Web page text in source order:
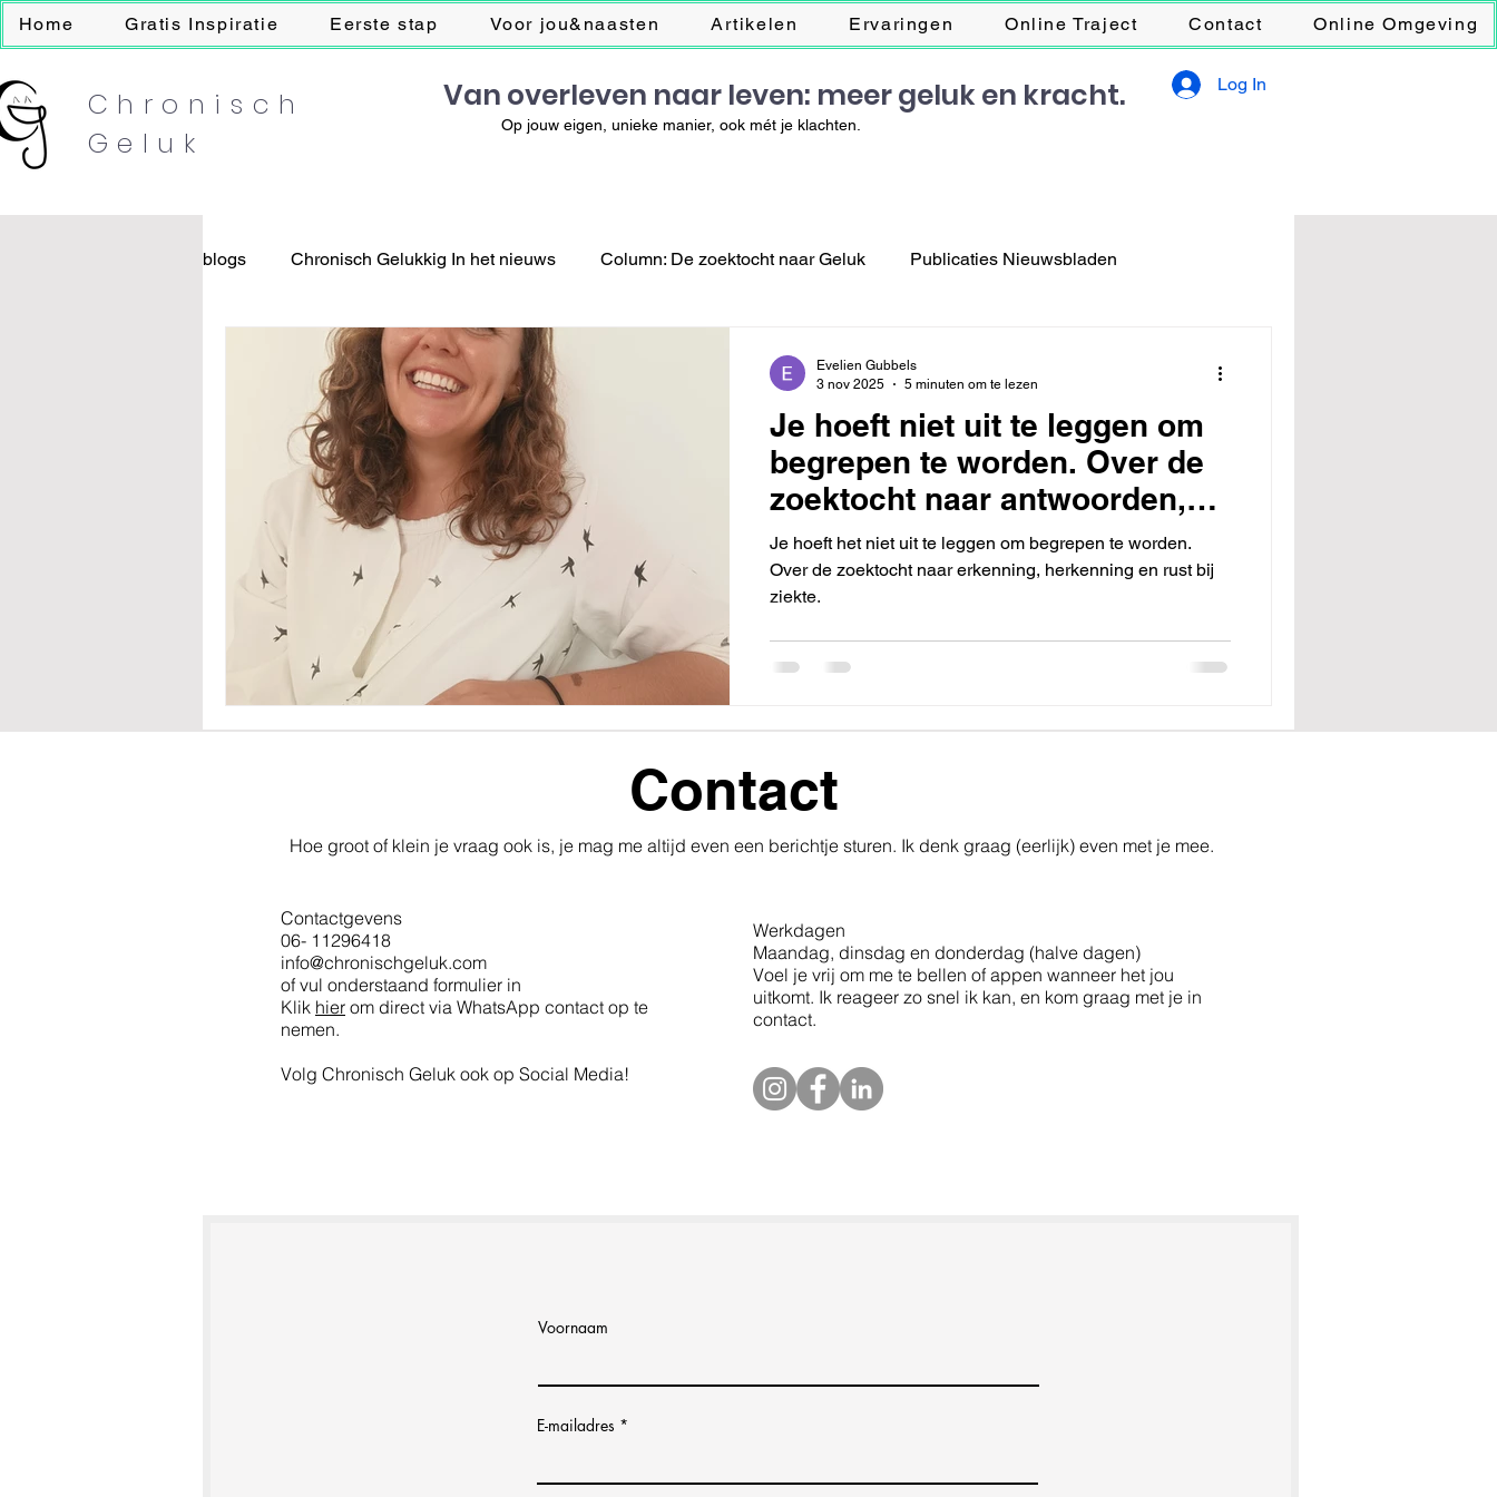
Home Gratis Inspiratie Eerste stap Voor jou&naasten Artikelen Ervaringen Online Traject Contact Online Omgeving
Op jouw eigen, unieke manier, ook mét je klachten.
Log In
Chronisch
Geluk
Van overleven naar leven: meer geluk en kracht.
blogs Chronisch Gelukkig In het nieuws Column: De zoektocht naar Geluk Publicaties Nieuwsbladen
Je hoeft niet uit te leggen om
begrepen te worden. Over de
zoektocht naar antwoorden,
onbegrip en jezelf niet
kwijtraken onderweg.
Je hoeft het niet uit te leggen om begrepen te worden.
Over de zoektocht naar erkenning, herkenning en rust bij
ziekte.
Evelien Gubbels
3 nov 2025
5 minuten om te lezen
Contact
Hoe groot of klein je vraag ook is, je mag me altijd even een berichtje sturen. Ik denk graag (eerlijk) even met je mee.
Contactgevens
06- 11296418
info@chronischgeluk.com
of vul onderstaand formulier in
Klik hier om direct via WhatsApp contact op te
nemen.
Volg Chronisch Geluk ook op Social Media!
Werkdagen
Maandag, dinsdag en donderdag (halve dagen)
Voel je vrij om me te bellen of appen wanneer het jou
uitkomt. Ik reageer zo snel ik kan, en kom graag met je in
contact.
Voornaam
E-mailadres